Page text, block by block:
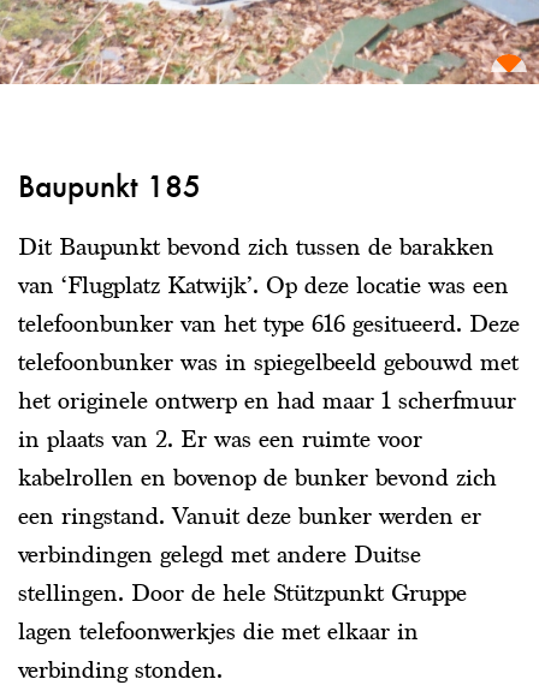
Baupunkt 185
Dit Baupunkt bevond zich tussen de barakken
van ‘Flugplatz Katwijk’. Op deze locatie was een
telefoonbunker van het type 616 gesitueerd. Deze
telefoonbunker was in spiegelbeeld gebouwd met
het originele ontwerp en had maar 1 scherfmuur
in plaats van 2. Er was een ruimte voor
kabelrollen en bovenop de bunker bevond zich
een ringstand. Vanuit deze bunker werden er
verbindingen gelegd met andere Duitse
stellingen. Door de hele Stützpunkt Gruppe
lagen telefoonwerkjes die met elkaar in
verbinding stonden.